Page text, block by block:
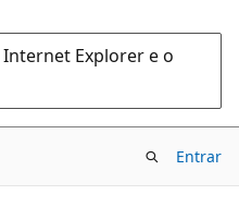
Explorer e o
Entrar